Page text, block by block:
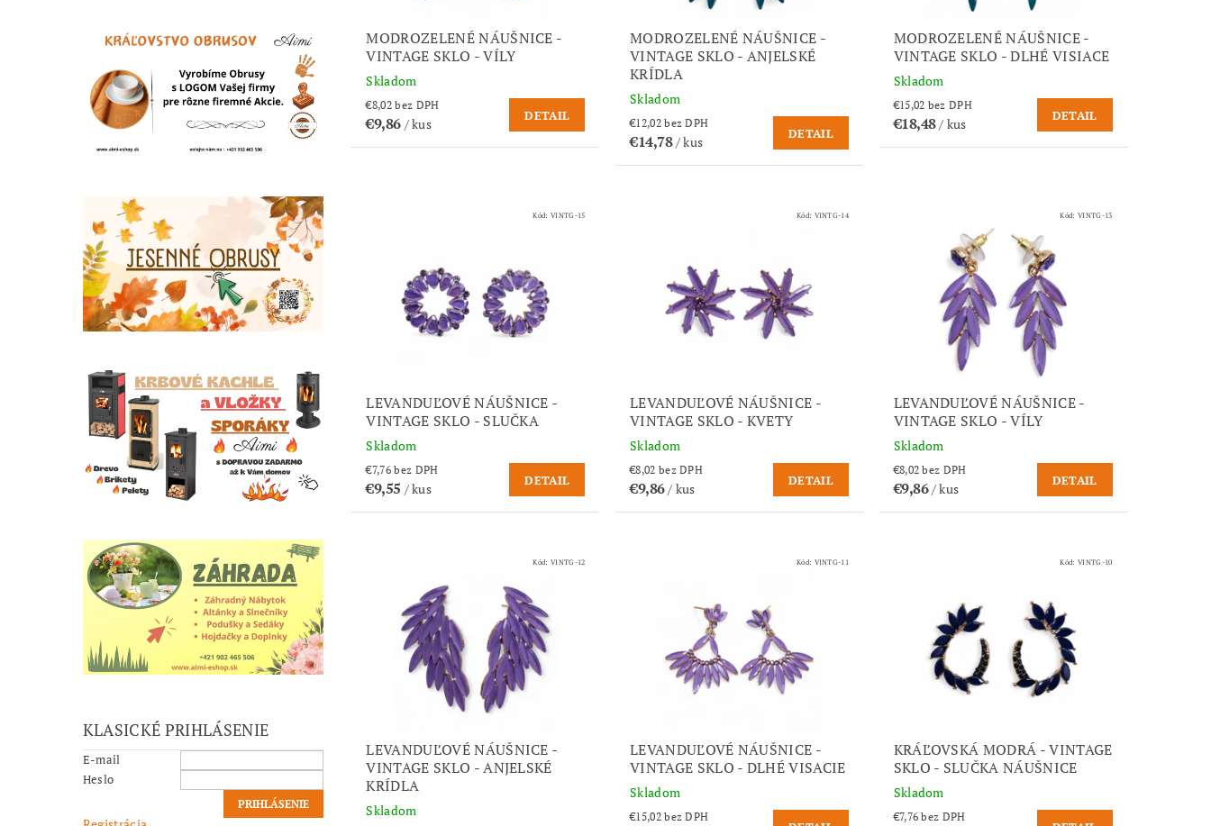
KLASICKÉ PRIHLÁSENIE
E-mail
Heslo
MODROZELENÉ NÁUŠNICE -
VINTAGE SKLO - VÍLY
Skladom
€8,02 bez DPH
€9,86 / kus
DETAIL
MODROZELENÉ NÁUŠNICE -
VINTAGE SKLO - ANJELSKÉ
KRÍDLA
Skladom
€12,02 bez DPH
€14,78/ kus
DETAIL
MODROZELENÉ NÁUŠNICE -
VINTAGE SKLO - DLHÉ VISIACE
Skladom
€15,02 bez DPH
€18,48/ kus
DETAIL
Kód: VINTG-15
LEVANDUĽOVÉ NÁUŠNICE -
VINTAGE SKLO - SLUČKA
Skladom
€7,76 bez DPH
€9,55 / kus
DETAIL
Kód: VINTG-14
LEVANDUĽOVÉ NÁUŠNICE -
VINTAGE SKLO - KVETY
Skladom
€8,02 bez DPH
€9,86/ kus
DETAIL
Kód:VINTG-13
LEVANDUĽOVÉ NÁUŠNICE -
VINTAGE SKLO - VÍLY
Skladom
€8,02 bez DPH
€9,86/ kus
DETAIL
Kód: VINTG-12
LEVANDUĽOVÉ NÁUŠNICE -
VINTAGE SKLO - ANJELSKÉ
KRÍDLA
Skladom
Kód: VINTG-11
LEVANDUĽOVÉ NÁUŠNICE -
VINTAGE SKLO - DLHÉ VISACIE
Skladom
€15,02 bez DPH
Kód:VINTG-10
KRÁĽOVSKÁ MODRÁ - VINTAGE
SKLO - SLUČKA NÁUŠNICE
Skladom
€7,76 bez DPH